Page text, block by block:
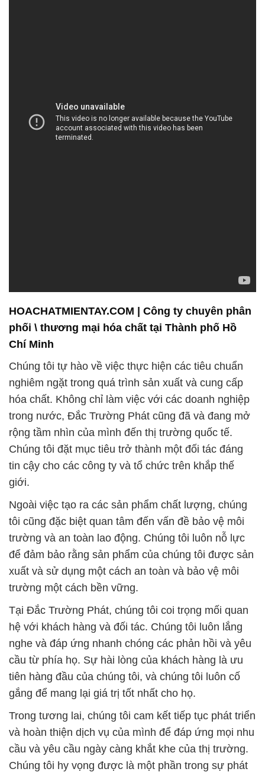
HOACHATMIENTAY.COM | Công ty chuyên phân
phối \ thương mại hóa chất tại Thành phố Hồ
Chí Minh
Chúng tôi tự hào về việc thực hiện các tiêu chuẩn
nghiêm ngặt trong quá trình sản xuất và cung cấp
hóa chất. Không chỉ làm việc với các doanh nghiệp
trong nước, Đắc Trường Phát cũng đã và đang mở
rộng tầm nhìn của mình đến thị trường quốc tế.
Chúng tôi đặt mục tiêu trở thành một đối tác đáng
tin cậy cho các công ty và tổ chức trên khắp thế
giới.
Ngoài việc tạo ra các sản phẩm chất lượng, chúng
tôi cũng đặc biệt quan tâm đến vấn đề bảo vệ môi
trường và an toàn lao động. Chúng tôi luôn nỗ lực
để đảm bảo rằng sản phẩm của chúng tôi được sản
xuất và sử dụng một cách an toàn và bảo vệ môi
trường một cách bền vững.
Tại Đắc Trường Phát, chúng tôi coi trọng mối quan
hệ với khách hàng và đối tác. Chúng tôi luôn lắng
nghe và đáp ứng nhanh chóng các phản hồi và yêu
cầu từ phía họ. Sự hài lòng của khách hàng là ưu
tiên hàng đầu của chúng tôi, và chúng tôi luôn cố
gắng để mang lại giá trị tốt nhất cho họ.
Trong tương lai, chúng tôi cam kết tiếp tục phát triển
và hoàn thiện dịch vụ của mình để đáp ứng mọi nhu
cầu và yêu cầu ngày càng khắt khe của thị trường.
Chúng tôi hy vọng được là một phần trong sự phát